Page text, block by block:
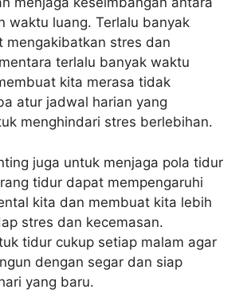
waktu luang. Terlalu banyak
mengakibatkan stres dan
terlalu banyak waktu
kita merasa tidak
atur jadwal harian yang
menghindari stres berlebihan.
juga untuk menjaga pola tidur
tidur dapat mempengaruhi
kita dan membuat kita lebih
stres dan kecemasan.
tidur cukup setiap malam agar
dengan segar dan siap
yang baru.